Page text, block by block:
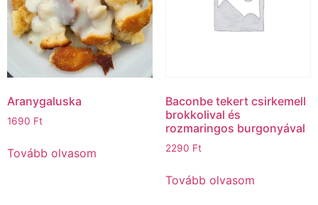
Aranygaluska
1690 Ft
Tovább olvasom
Baconbe tekert csirkemell
brokkolival és
rozmaringos burgonyával
2290 Ft
Tovább olvasom